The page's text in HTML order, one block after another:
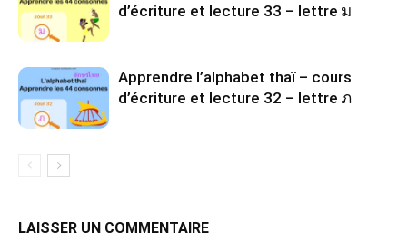
d’écriture et lecture 33 – lettre ม
Apprendre l’alphabet thaï – cours
d’écriture et lecture 32 – lettre ภ
LAISSER UN COMMENTAIRE